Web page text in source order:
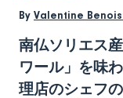
By Valentine
南仏ソリエス
ワール」を味
理店のシェフ